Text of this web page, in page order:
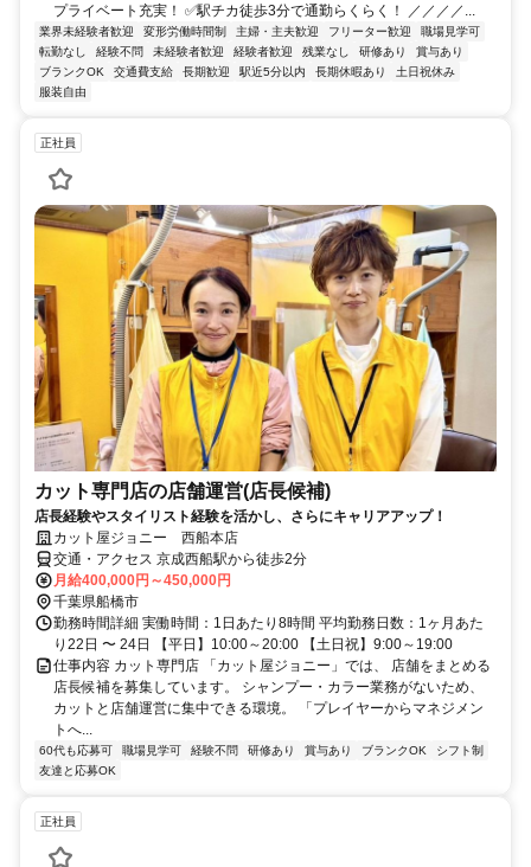
プライベート充実！ ✅駅チカ徒歩3分で通勤らくらく！ ／／／／...
業界未経験者歓迎 変形労働時間制 主婦・主夫歓迎 フリーター歓迎
職場見学可
転勤なし
経験不問 未経験者歓迎 経験者歓迎 残業なし 研修あり
賞与あり
ブランクOK
交通費支給 長期歓迎 駅近5分以内 長期休暇あり
土日祝休み
服装自由
正社員
カット専門店の店舗運営(店長候補)
店長経験やスタイリスト経験を活かし、さらにキャリアアップ！
カット屋ジョニー 西船本店
交通・アクセス 京成西船駅から徒歩2分
月給400,000円～450,000円
千葉県船橋市
勤務時間詳細 実働時間：1日あたり8時間 平均勤務日数：1ヶ月あた
り22日 〜 24日 【平日】10:00～20:00 【土日祝】9:00～19:00
仕事内容 カット専門店 「カット屋ジョニー」では、 店舗をまとめる
店長候補を募集しています。 シャンプー・カラー業務がないため、
カットと店舗運営に集中できる環境。 「プレイヤーからマネジメン
トへ...
60代も応募可 職場見学可 経験不問 研修あり 賞与あり ブランクOK
シフト制
友達と応募OK
正社員